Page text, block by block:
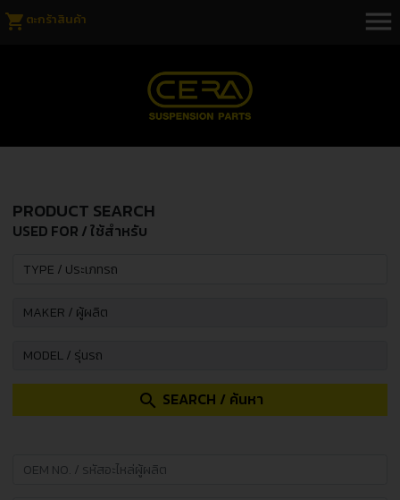
shopping_cart ตะกร้าสินค้า menu
PRODUCT SEARCH
USED FOR / ใช้สำหรับ
search SEARCH / ค้นหา